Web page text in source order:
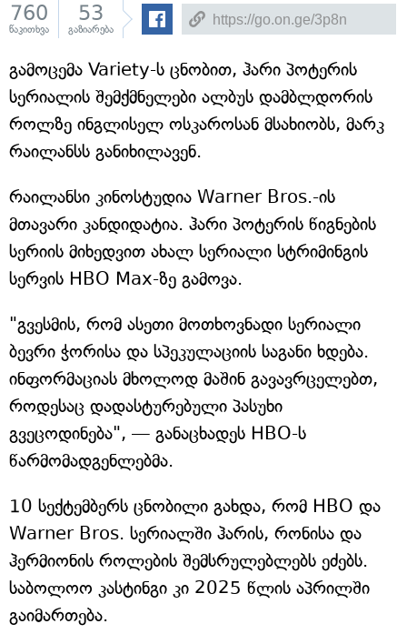
760
წაკითხვა
53
გაზიარება
გამოცემა Variety-ს ცნობით, ჰარი პოტერის
სერიალის შემქმნელები ალბუს დამბლდორის
როლზე ინგლისელ ოსკაროსან მსახიობს, მარკ
რაილანსს განიხილავენ.
რაილანსი კინოსტუდია Warner Bros.-ის
მთავარი კანდიდატია. ჰარი პოტერის წიგნების
სერიის მიხედვით ახალ სერიალი სტრიმინგის
სერვის HBO Max-ზე გამოვა.
"გვესმის, რომ ასეთი მოთხოვნადი სერიალი
ბევრი ჭორისა და სპეკულაციის საგანი ხდება.
ინფორმაციას მხოლოდ მაშინ გავავრცელებთ,
როდესაც დადასტურებული პასუხი
გვეცოდინება", — განაცხადეს HBO-ს
წარმომადგენლებმა.
10 სექტემბერს ცნობილი გახდა, რომ HBO და
Warner Bros. სერიალში ჰარის, რონისა და
ჰერმიონის როლების შემსრულებლებს ეძებს.
საბოლოო კასტინგი კი 2025 წლის აპრილში
გაიმართება.